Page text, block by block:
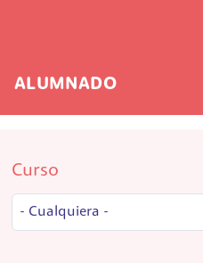
ALUMNADO
Curso